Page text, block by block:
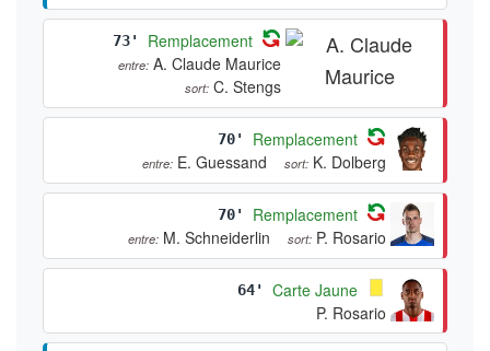
73' Remplacement
entre: A. Claude Maurice
sort: C. Stengs
70' Remplacement
entre: E. Guessand sort: K. Dolberg
70' Remplacement
entre: M. Schneiderlin sort: P. Rosario
64'
Carte Jaune
P. Rosario